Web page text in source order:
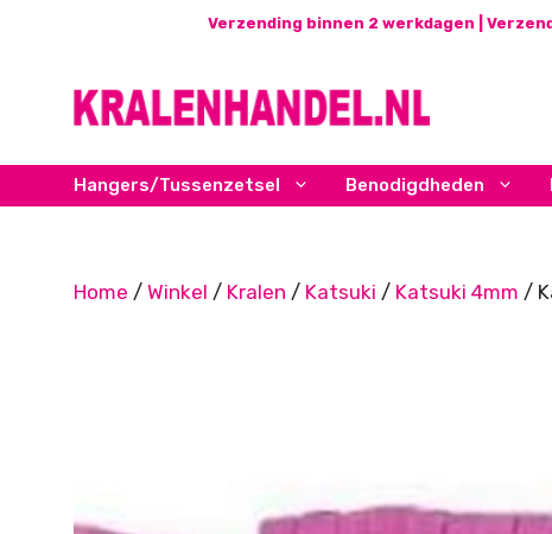
Verzending binnen 2 werkdagen |
Hangers/Tussenzetsel Benodigdheden
Home / Winkel / Kralen / Katsuki / Katsuki 4mm /